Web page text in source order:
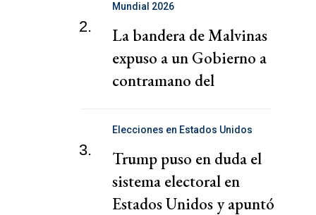
2.
Mundial 2026
La bandera de Malvinas
expuso a un Gobierno a
contramano del
3.
Elecciones en Estados Unidos
Trump puso en duda el
sistema electoral en
Estados Unidos y apuntó